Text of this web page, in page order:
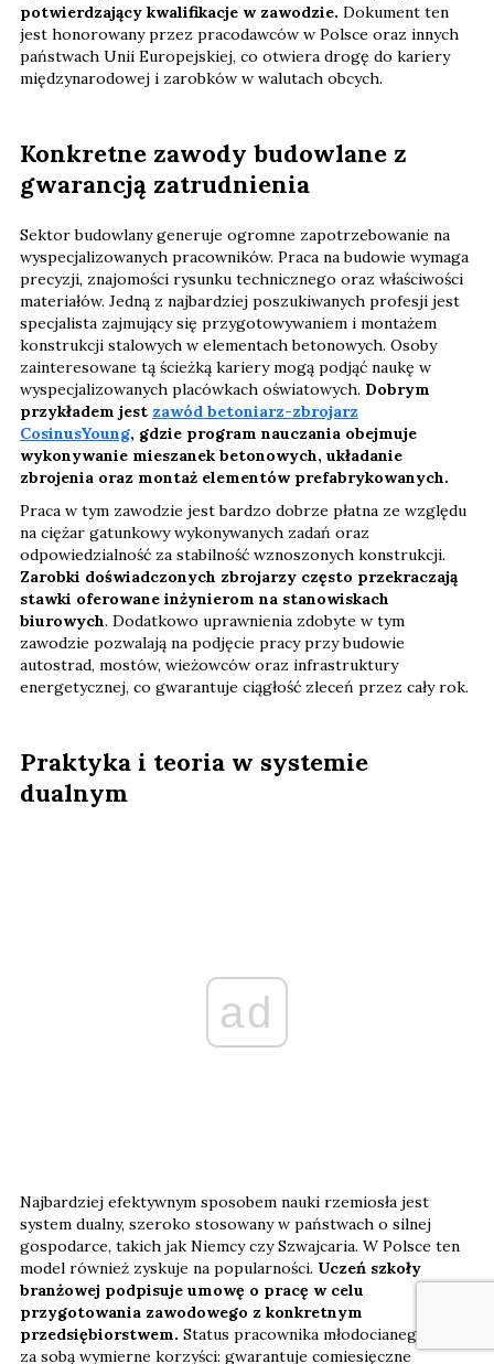
potwierdzający kwalifikacje w zawodzie. Dokument ten
jest honorowany przez pracodawców w Polsce oraz innych
państwach Unii Europejskiej, co otwiera drogę do kariery
międzynarodowej i zarobków w walutach obcych.
Konkretne zawody budowlane z
gwarancją zatrudnienia
Sektor budowlany generuje ogromne zapotrzebowanie na
wyspecjalizowanych pracowników. Praca na budowie wymaga
precyzji, znajomości rysunku technicznego oraz właściwości
materiałów. Jedną z najbardziej poszukiwanych profesji jest
specjalista zajmujący się przygotowywaniem i montażem
konstrukcji stalowych w elementach betonowych. Osoby
zainteresowane tą ścieżką kariery mogą podjąć naukę w
wyspecjalizowanych placówkach oświatowych. Dobrym
przykładem jest zawód betoniarz-zbrojarz
CosinusYoung, gdzie program nauczania obejmuje
wykonywanie mieszanek betonowych, układanie
zbrojenia oraz montaż elementów prefabrykowanych.
Praca w tym zawodzie jest bardzo dobrze płatna ze względu
na ciężar gatunkowy wykonywanych zadań oraz
odpowiedzialność za stabilność wznoszonych konstrukcji.
Zarobki doświadczonych zbrojarzy często przekraczają
stawki oferowane inżynierom na stanowiskach
biurowych. Dodatkowo uprawnienia zdobyte w tym
zawodzie pozwalają na podjęcie pracy przy budowie
autostrad, mostów, wieżowców oraz infrastruktury
energetycznej, co gwarantuje ciągłość zleceń przez cały rok.
Praktyka i teoria w systemie
dualnym
ad
Najbardziej efektywnym sposobem nauki rzemiosła jest
system dualny, szeroko stosowany w państwach o silnej
gospodarce, takich jak Niemcy czy Szwajcaria. W Polsce ten
model również zyskuje na popularności. Uczeń szkoły
branżowej podpisuje umowę o pracę w celu
przygotowania zawodowego z konkretnym
przedsiębiorstwem. Status pracownika młodocianego niesie
za sobą wymierne korzyści: gwarantuje comiesięczne